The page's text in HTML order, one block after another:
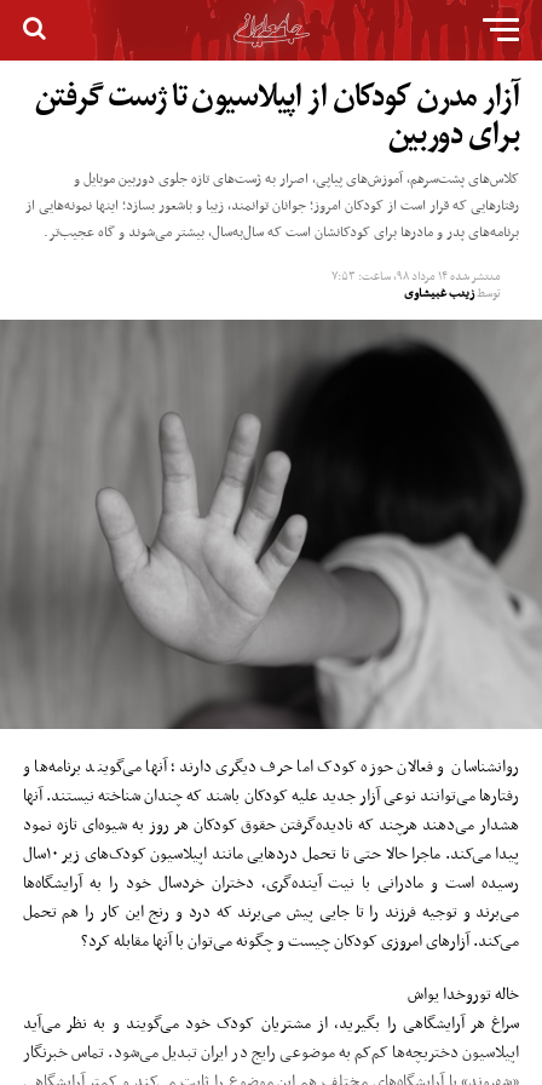
آزار مدرن کودکان از اپیلاسیون تا ژست گرفتن
برای دوربین
کلاس‌های پشت‌سرهم، آموزش‌های پیاپی، اصرار به ژست‌های تازه جلوی دوربین موبایل و
رفتارهایی که قرار است از کودکان امروز؛ جوانان توانمند، زیبا و باشعور بسازد؛ اینها نمونه‌هایی از
برنامه‌های پدر و مادرها برای کودکانشان است که‌ سال‌به‌سال، بیشتر می‌شوند و گاه عجیب‌تر.
منتشر شده۱۴ مرداد ۹۸, ساعت: ۷:۵۳
توسطزینب غبیشاوی
روانشناسان و فعالان حوزه کودک اما حرف دیگری دارند؛ آنها می‌گویند برنامه‌ها و
رفتارها می‌توانند نوعی آزار جدید علیه کودکان باشند که چندان شناخته نیستند. آنها
هشدار می‌دهند هرچند که نادیده‌گرفتن حقوق کودکان هر روز به شیوه‌ای تازه نمود
پیدا می‌کند. ماجرا حالا حتی تا تحمل دردهایی مانند اپیلاسیون کودک‌های زیر ١٠‌سال
رسیده است و مادرانی با نیت آینده‌گری، دختران خردسال خود را به آرایشگاه‌ها
می‌برند و توجیه فرزند را تا جایی پیش می‌برند که درد و رنج این کار را هم تحمل
می‌کند. آزارهای امروزی کودکان چیست و چگونه می‌توان با آنها مقابله کرد؟
خاله توروخدا یواش
سراغ هر آرایشگاهی را بگیرید، از مشتریان کودک خود می‌گویند و به نظر می‌آید
اپیلاسیون دختربچه‌ها کم‌کم به موضوعی رایج در ایران تبدیل می‌شود. تماس خبرنگار